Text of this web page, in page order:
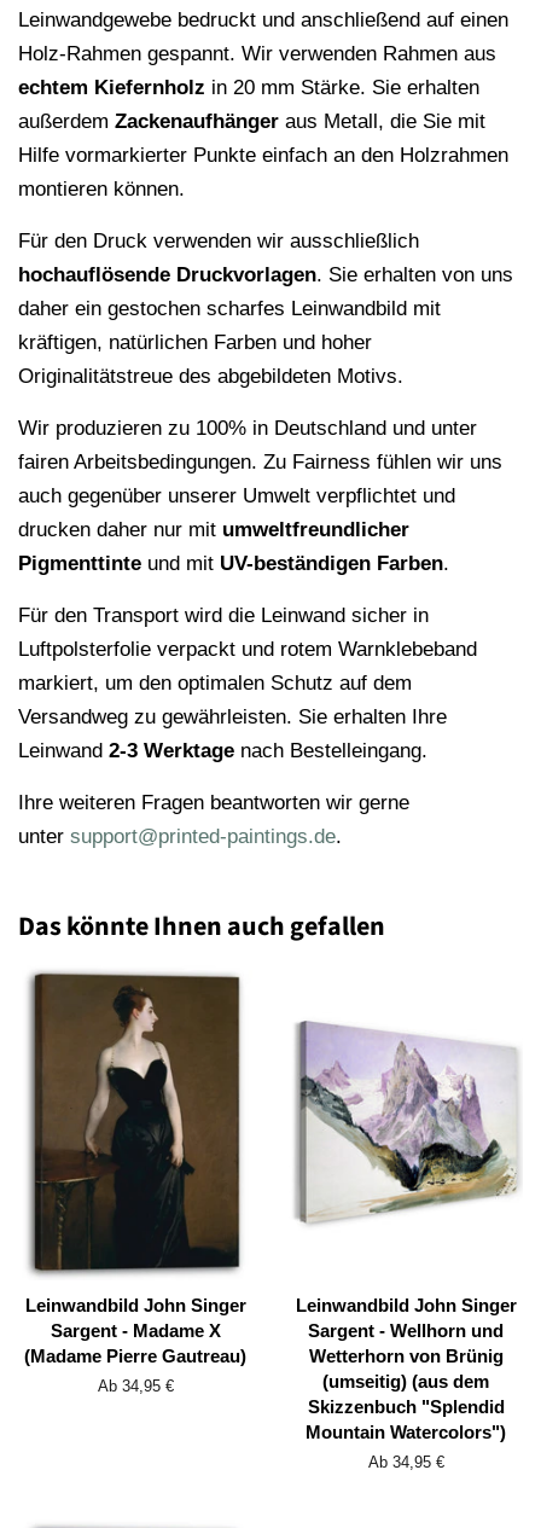
Leinwandgewebe bedruckt und anschließend auf einen
Holz-Rahmen gespannt. Wir verwenden Rahmen aus
echtem Kiefernholz in 20 mm Stärke. Sie erhalten
außerdem Zackenaufhänger aus Metall, die Sie mit
Hilfe vormarkierter Punkte einfach an den Holzrahmen
montieren können.
Für den Druck verwenden wir ausschließlich
hochauflösende Druckvorlagen. Sie erhalten von uns
daher ein gestochen scharfes Leinwandbild mit
kräftigen, natürlichen Farben und hoher
Originalitätstreue des abgebildeten Motivs.
Wir produzieren zu 100% in Deutschland und unter
fairen Arbeitsbedingungen. Zu Fairness fühlen wir uns
auch gegenüber unserer Umwelt verpflichtet und
drucken daher nur mit umweltfreundlicher
Pigmenttinte und mit UV-beständigen Farben.
Für den Transport wird die Leinwand sicher in
Luftpolsterfolie verpackt und rotem Warnklebeband
markiert, um den optimalen Schutz auf dem
Versandweg zu gewährleisten. Sie erhalten Ihre
Leinwand 2-3 Werktage nach Bestelleingang.
Ihre weiteren Fragen beantworten wir gerne
unter support@printed-paintings.de.
Das könnte Ihnen auch gefallen
Leinwandbild John Singer
Sargent - Madame X
(Madame Pierre Gautreau)
Ab 34,95 €
Leinwandbild John Singer
Sargent - Wellhorn und
Wetterhorn von Brünig
(umseitig) (aus dem
Skizzenbuch "Splendid
Mountain Watercolors")
Ab 34,95 €